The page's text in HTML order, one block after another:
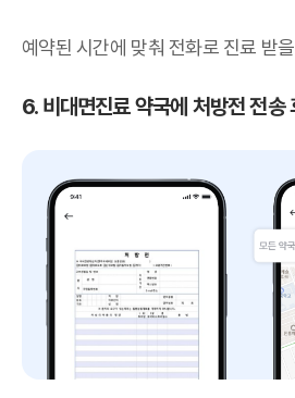
예약된 시간에 맞춰 전화로 진료 받
6. 비대면진료 약국에 처방전 전송